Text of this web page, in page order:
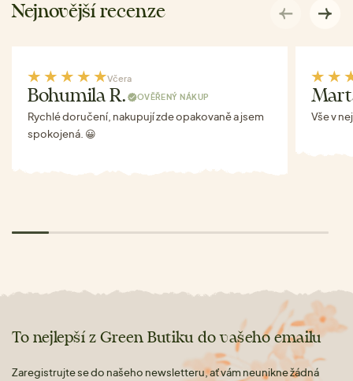
Nejnovější recenze
Včera
Bohumila R. OVĚŘENÝ NÁKUP
Rychlé doručení, nakupují zde opakovaně a jsem
spokojená. 😀
Vše v
To nejlepší z Green Butiku do vašeho emailu
Zaregistrujte se do našeho newsletteru, ať vám neunikne žádná